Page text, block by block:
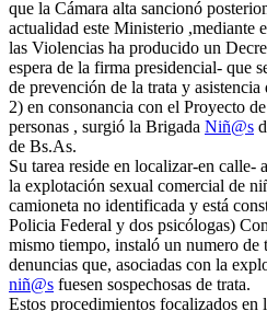
que la Cámara alta sancionó
actualidad este Ministerio ,mediante
las Violencias ha producido un
espera de la firma presidencial- que
de prevención de la trata y asistencia
2) en consonancia con el Proyecto
personas , surgió la Brigada Niñ@s
de Bs.As.
Su tarea reside en localizar-en calle-
la explotación sexual comercial de
camioneta no identificada y está
Policia Federal y dos psicólogas)
mismo tiempo, instaló un numero de
denuncias que, asociadas con la
niñ@s fuesen sospechosas de trata.
Estos procedimientos focalizados